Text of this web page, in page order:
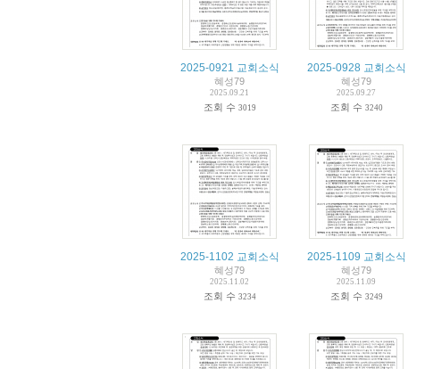
2025-0921 교회소식
혜성79
2025.09.21
조회 수 3019
2025-0928 교회소식
혜성79
2025.09.27
조회 수 3240
2025-1102 교회소식
혜성79
2025.11.02
조회 수 3234
2025-1109 교회소식
혜성79
2025.11.09
조회 수 3249